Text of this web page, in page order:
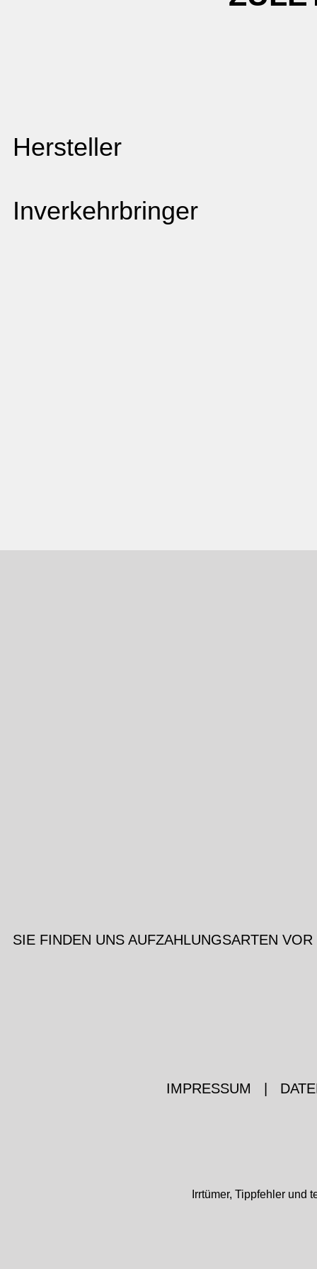
Hersteller
Inverkehrbringer
SIE FINDEN UNS AUFZAHLUNGSARTEN VOR
IMPRESSUM
Irrtümer, Tippfehler und